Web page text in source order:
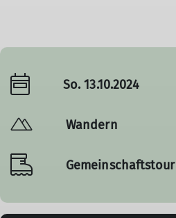
So. 13.10.2024
Wandern
Gemeinschaftstour